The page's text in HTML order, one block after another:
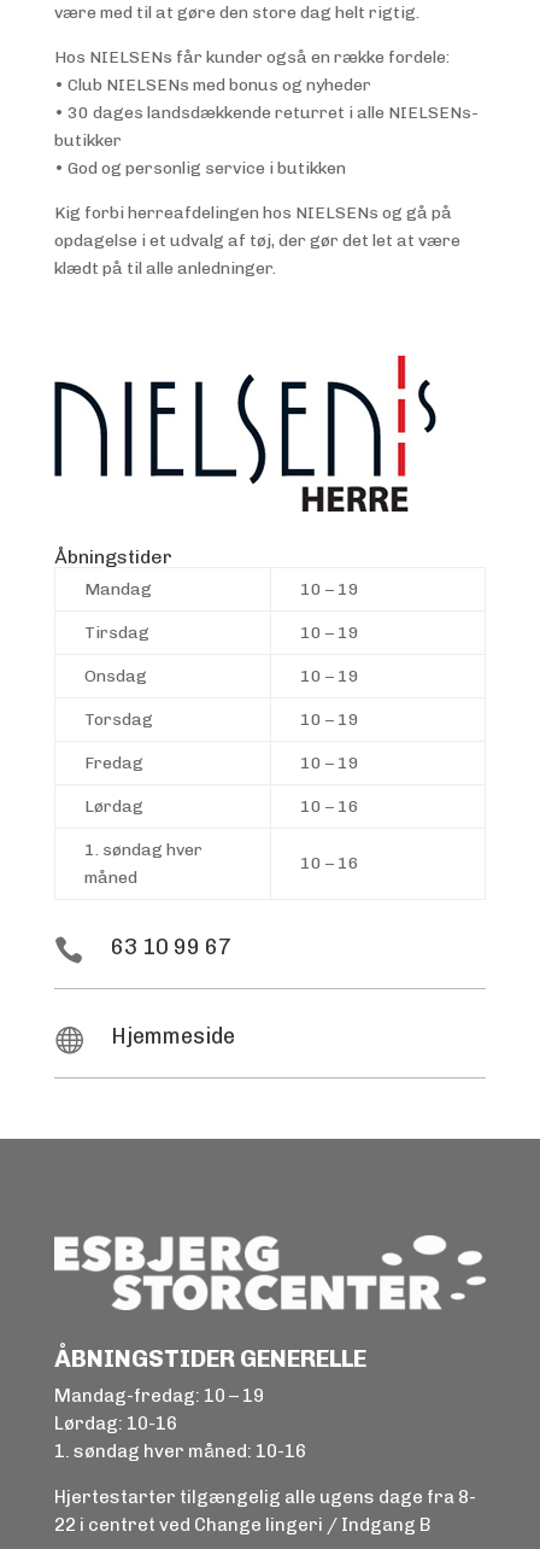
være med til at gøre den store dag helt rigtig.
Hos NIELSENs får kunder også en række fordele:
• Club NIELSENs med bonus og nyheder
• 30 dages landsdækkende returret i alle NIELSENs-
butikker
• God og personlig service i butikken
Kig forbi herreafdelingen hos NIELSENs og gå på
opdagelse i et udvalg af tøj, der gør det let at være
klædt på til alle anledninger.
Åbningstider
Mandag 10 – 19
Tirsdag 10 – 19
Onsdag 10 – 19
Torsdag 10 – 19
Fredag 10 – 19
Lørdag 10 – 16
1. søndag hver
måned
10 – 16
 63 10 99 67
 Hjemmeside
ÅBNINGSTIDER GENERELLE
Mandag-fredag: 10 – 19
Lørdag: 10-16
1. søndag hver måned: 10-16
Hjertestarter tilgængelig alle ugens dage fra 8-
22 i centret ved Change lingeri / Indgang B